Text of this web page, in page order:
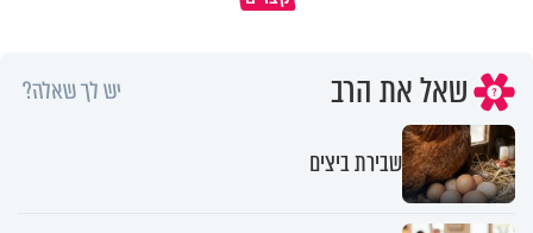
שאל את הרב יש לך שאלה?
שבירת ביצים